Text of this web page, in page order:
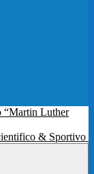
& Sportivo